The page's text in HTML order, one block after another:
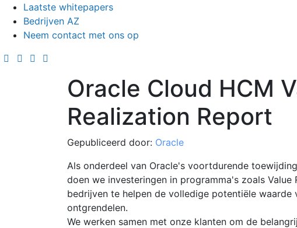
Laatste whitepapers
Bedrijven AZ
Neem contact met ons op
Oracle Cloud HCM
Realization Report
Gepubliceerd door: Oracle
Als onderdeel van Oracle's voortdurende
doen we investeringen in programma's zoals
bedrijven te helpen de volledige potentiële waarde
ontgrendelen.
We werken samen met onze klanten om de